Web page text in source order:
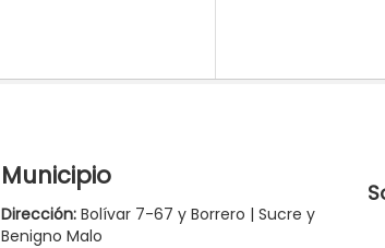
Municipio
Dirección: Bolívar 7-67 y Borrero | Sucre y
Benigno Malo